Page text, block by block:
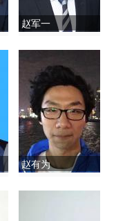
赵军一
赵有为